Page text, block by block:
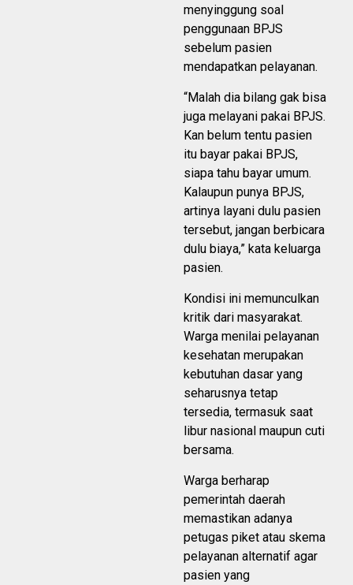
menyinggung soal
penggunaan BPJS
sebelum pasien
mendapatkan pelayanan.
“Malah dia bilang gak bisa
juga melayani pakai BPJS.
Kan belum tentu pasien
itu bayar pakai BPJS,
siapa tahu bayar umum.
Kalaupun punya BPJS,
artinya layani dulu pasien
tersebut, jangan berbicara
dulu biaya,” kata keluarga
pasien.
Kondisi ini memunculkan
kritik dari masyarakat.
Warga menilai pelayanan
kesehatan merupakan
kebutuhan dasar yang
seharusnya tetap
tersedia, termasuk saat
libur nasional maupun cuti
bersama.
Warga berharap
pemerintah daerah
memastikan adanya
petugas piket atau skema
pelayanan alternatif agar
pasien yang